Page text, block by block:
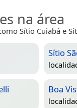
na área
Sítio Cuiabá e
Sítio
Boa